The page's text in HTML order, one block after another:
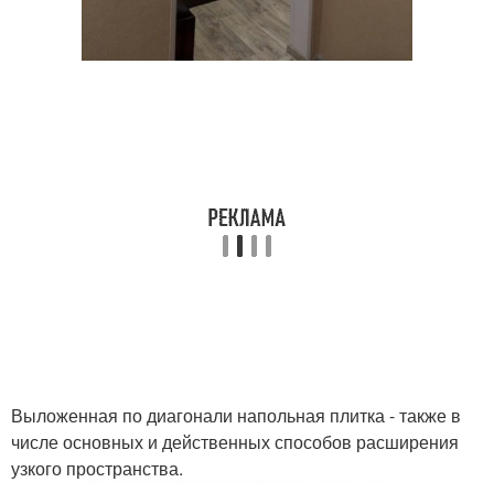
Выложенная по диагонали напольная плитка - также в
числе основных и действенных способов расширения
узкого пространства.